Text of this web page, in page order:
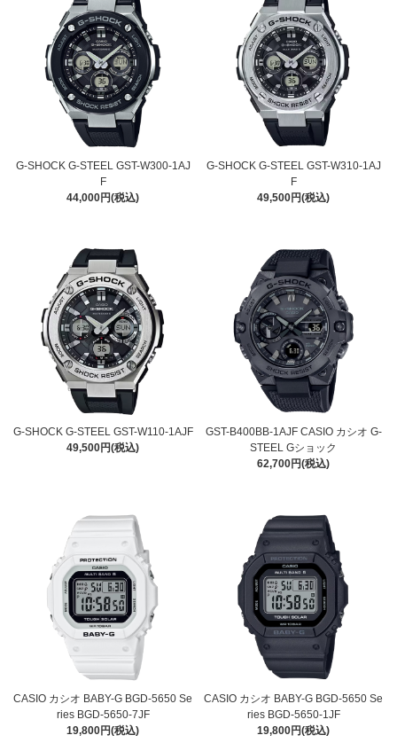
G-SHOCK G-STEEL GST-W300-1AJ
F
44,000円(税込)
G-SHOCK G-STEEL GST-W310-1AJ
F
49,500円(税込)
G-SHOCK G-STEEL GST-W110-1AJF
49,500円(税込)
GST-B400BB-1AJF CASIO カシオ G-
STEEL Gショック
62,700円(税込)
CASIO カシオ BABY-G BGD-5650 Se
ries BGD-5650-7JF
19,800円(税込)
CASIO カシオ BABY-G BGD-5650 Se
ries BGD-5650-1JF
19,800円(税込)